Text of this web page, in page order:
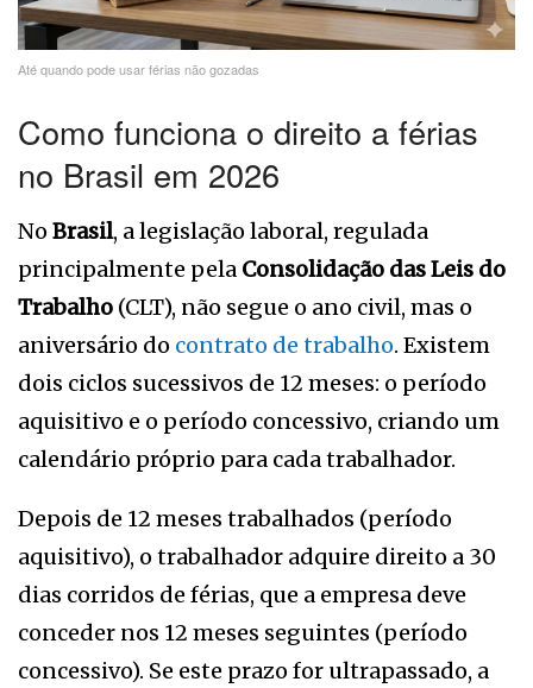
Até quando pode usar férias não gozadas
Como funciona o direito a férias
no Brasil em 2026
No Brasil, a legislação laboral, regulada
principalmente pela Consolidação das Leis do
Trabalho (CLT), não segue o ano civil, mas o
aniversário do contrato de trabalho. Existem
dois ciclos sucessivos de 12 meses: o período
aquisitivo e o período concessivo, criando um
calendário próprio para cada trabalhador.
Depois de 12 meses trabalhados (período
aquisitivo), o trabalhador adquire direito a 30
dias corridos de férias, que a empresa deve
conceder nos 12 meses seguintes (período
concessivo). Se este prazo for ultrapassado, a